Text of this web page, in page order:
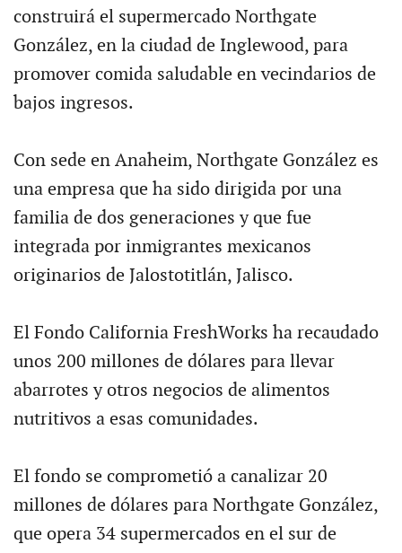
construirá el supermercado Northgate
González, en la ciudad de Inglewood, para
promover comida saludable en vecindarios de
bajos ingresos.
Con sede en Anaheim, Northgate González es
una empresa que ha sido dirigida por una
familia de dos generaciones y que fue
integrada por inmigrantes mexicanos
originarios de Jalostotitlán, Jalisco.
El Fondo California FreshWorks ha recaudado
unos 200 millones de dólares para llevar
abarrotes y otros negocios de alimentos
nutritivos a esas comunidades.
El fondo se comprometió a canalizar 20
millones de dólares para Northgate González,
que opera 34 supermercados en el sur de